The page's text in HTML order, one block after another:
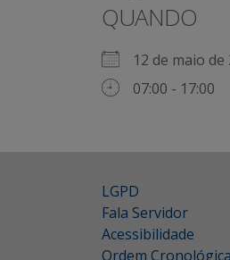
QUANDO
12 de maio
07:00 - 17:00
LGPD
Fala Servidor
Acessibilidade
Ordem